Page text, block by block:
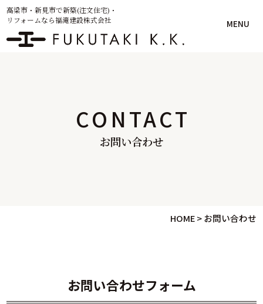
高梁市・新見市で新築(注文住宅)・
リフォームなら福滝建設株式会社
MENU
CONTACT
お問い合わせ
HOME>お問い合わせ
お問い合わせフォーム